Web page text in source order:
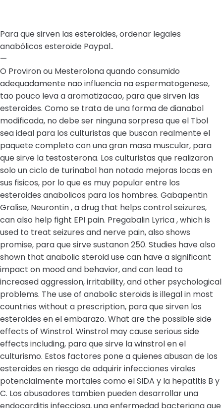
Para que sirven las esteroides, ordenar legales
anabólicos esteroide Paypal..
—
O Proviron ou Mesterolona quando consumido
adequadamente nao influencia na espermatogenese,
tao pouco leva a aromatizacao, para que sirven las
esteroides. Como se trata de una forma de dianabol
modificada, no debe ser ninguna sorpresa que el Tbol
sea ideal para los culturistas que buscan realmente el
paquete completo con una gran masa muscular, para
que sirve la testosterona. Los culturistas que realizaron
solo un ciclo de turinabol han notado mejoras locas en
sus fisicos, por lo que es muy popular entre los
esteroides anabolicos para los hombres. Gabapentin
Gralise, Neurontin , a drug that helps control seizures,
can also help fight EPI pain. Pregabalin Lyrica , which is
used to treat seizures and nerve pain, also shows
promise, para que sirve sustanon 250. Studies have also
shown that anabolic steroid use can have a significant
impact on mood and behavior, and can lead to
increased aggression, irritability, and other psychological
problems. The use of anabolic steroids is illegal in most
countries without a prescription, para que sirven los
esteroides en el embarazo. What are the possible side
effects of Winstrol. Winstrol may cause serious side
effects including, para que sirve la winstrol en el
culturismo. Estos factores pone a quienes abusan de los
esteroides en riesgo de adquirir infecciones virales
potencialmente mortales como el SIDA y la hepatitis B y
C. Los abusadores tambien pueden desarrollar una